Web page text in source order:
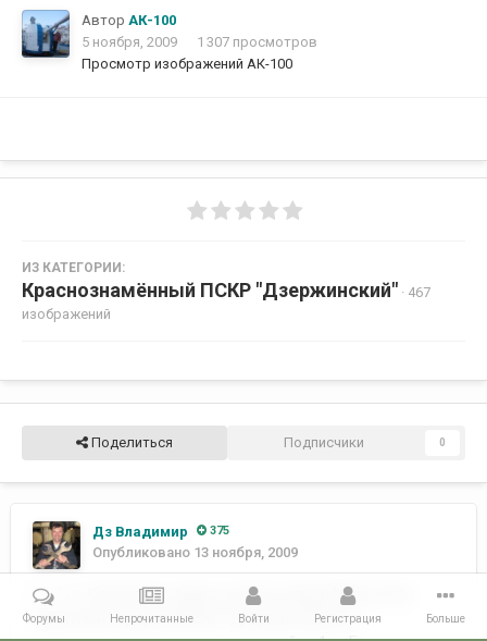
Автор АК-100
5 ноября, 2009
1 307 просмотров
Просмотр изображений АК-100
ИЗ КАТЕГОРИИ:
Краснознамённый ПСКР "Дзержинский" · 467
изображений
Поделиться Подписчики 0
Дз Владимир 375
Опубликовано 13 ноября, 2009
ст. 1 ст. Коваленко, дарит генерал-армии Матросову
памятный подарок КПСКР "Дзержинский", из
Форумы Непрочитанные Войти Регистрация Больше